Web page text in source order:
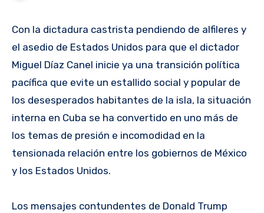
Con la dictadura castrista pendiendo de alfileres y
el asedio de Estados Unidos para que el dictador
Miguel Díaz Canel inicie ya una transición política
pacífica que evite un estallido social y popular de
los desesperados habitantes de la isla, la situación
interna en Cuba se ha convertido en uno más de
los temas de presión e incomodidad en la
tensionada relación entre los gobiernos de México
y los Estados Unidos.
Los mensajes contundentes de Donald Trump